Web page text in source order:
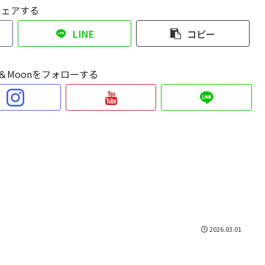
アする
LINE コピー
Moonをフォローする
2026.03.01